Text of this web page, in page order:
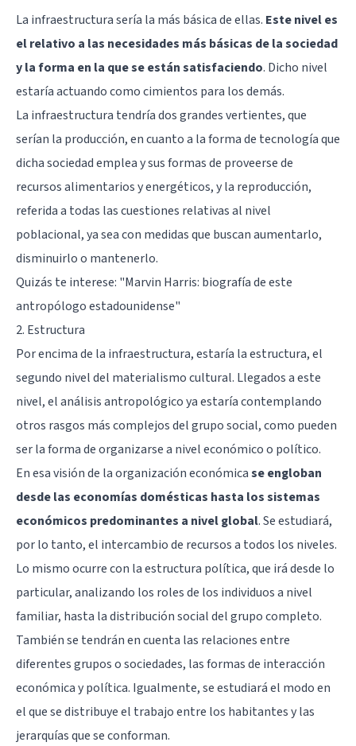
La infraestructura sería la más básica de ellas. Este nivel es
el relativo a las necesidades más básicas de la sociedad
y la forma en la que se están satisfaciendo. Dicho nivel
estaría actuando como cimientos para los demás.
La infraestructura tendría dos grandes vertientes, que
serían la producción, en cuanto a la forma de tecnología que
dicha sociedad emplea y sus formas de proveerse de
recursos alimentarios y energéticos, y la reproducción,
referida a todas las cuestiones relativas al nivel
poblacional, ya sea con medidas que buscan aumentarlo,
disminuirlo o mantenerlo.
Quizás te interese: "Marvin Harris: biografía de este
antropólogo estadounidense"
2. Estructura
Por encima de la infraestructura, estaría la estructura, el
segundo nivel del materialismo cultural. Llegados a este
nivel, el análisis antropológico ya estaría contemplando
otros rasgos más complejos del grupo social, como pueden
ser la forma de organizarse a nivel económico o político.
En esa visión de la organización económicase engloban
desde las economías domésticas hasta los sistemas
económicos predominantes a nivel global. Se estudiará,
por lo tanto, el intercambio de recursos a todos los niveles.
Lo mismo ocurre con la estructura política, que irá desde lo
particular, analizando los roles de los individuos a nivel
familiar, hasta la distribución social del grupo completo.
También se tendrán en cuenta las relaciones entre
diferentes grupos o sociedades, las formas de interacción
económica y política. Igualmente, se estudiará el modo en
el que se distribuye el trabajo entre los habitantes y las
jerarquías que se conforman.